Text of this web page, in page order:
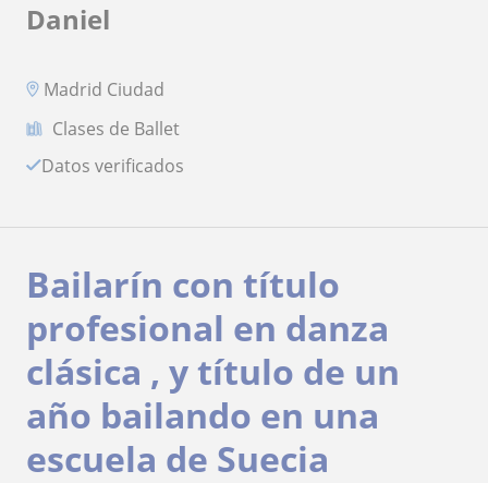
Daniel
Madrid Ciudad
Clases de Ballet
Datos verificados
Bailarín con título
profesional en danza
clásica , y título de un
año bailando en una
escuela de Suecia